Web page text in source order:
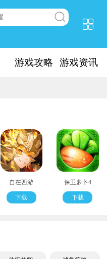
游戏攻略 游戏资讯
自在西游
下载
保卫萝卜4
下载